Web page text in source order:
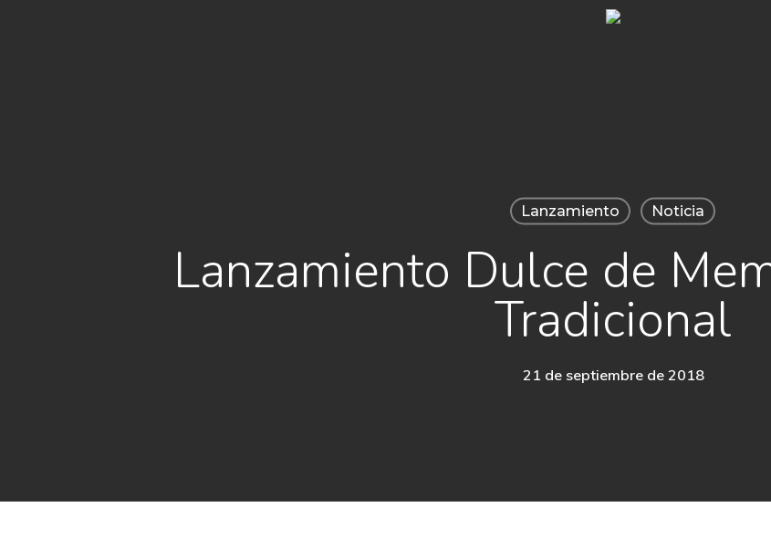
Lanzamiento Noticia
Lanzamiento Dulce de
Tradicional
21 de septiembre de 2018